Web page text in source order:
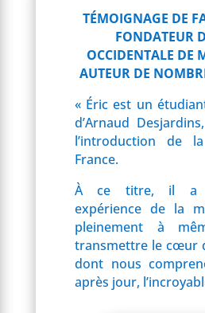
TÉMOIGNAGE DE
FONDATEUR
OCCIDENTALE DE
AUTEUR DE
« Éric est un
d’Arnaud
l’introduction de
France.
À ce titre, il a
expérience de la
pleinement à
transmettre le cœur
dont nous
après jour,